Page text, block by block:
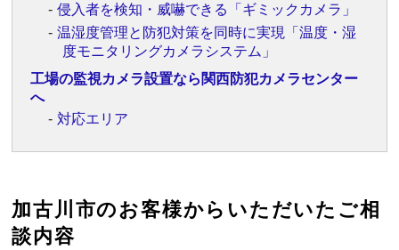
侵入者を検知・威嚇できる「ギミックカメラ」
温湿度管理と防犯対策を同時に実現「温度・湿
度モニタリングカメラシステム」
工場の監視カメラ設置なら関西防犯カメラセンター
へ
対応エリア
加古川市のお客様からいただいたご相
談内容